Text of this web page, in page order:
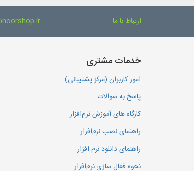
ارتباط با ما
خدمات مشتری
امور کاربران (مرکز پشتیبانی)
پاسخ به سوالات
کارگاه های آموزش نرم‌افزار
راهنمای نصب نرم‌افزار
راهنمای دانلود نرم افزار
نحوه فعال سازی نرم‌افزار